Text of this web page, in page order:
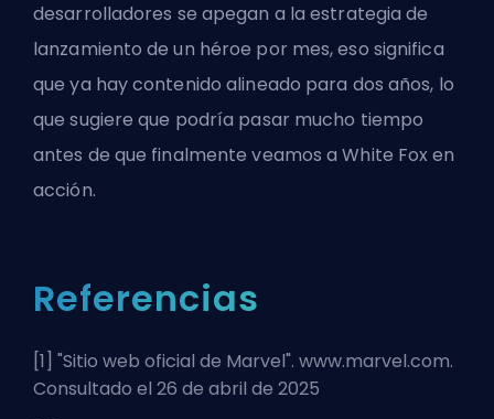
desarrolladores se apegan a la estrategia de
lanzamiento de un héroe por mes, eso significa
que ya hay contenido alineado para dos años, lo
que sugiere que podría pasar mucho tiempo
antes de que finalmente veamos a White Fox en
acción.
Referencias
[1] "Sitio web oficial de Marvel". www.marvel.com.
Consultado el 26 de abril de 2025